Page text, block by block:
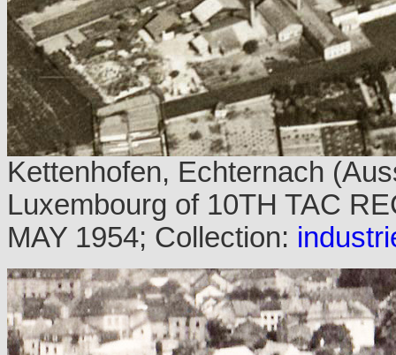
Kettenhofen, Echternach
Luxembourg of 10TH TAC
MAY 1954; Collection: